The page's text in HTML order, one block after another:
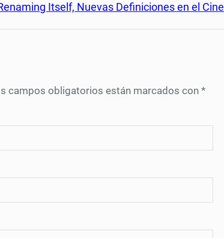
Itself, Nuevas Definiciones en el Cine
campos obligatorios están marcados con *